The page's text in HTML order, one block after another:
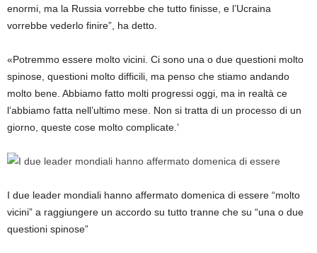
enormi, ma la Russia vorrebbe che tutto finisse, e l’Ucraina
vorrebbe vederlo finire”, ha detto.
«Potremmo essere molto vicini. Ci sono una o due questioni molto
spinose, questioni molto difficili, ma penso che stiamo andando
molto bene. Abbiamo fatto molti progressi oggi, ma in realtà ce
l’abbiamo fatta nell’ultimo mese. Non si tratta di un processo di un
giorno, queste cose molto complicate.’
I due leader mondiali hanno affermato domenica di essere “molto
vicini” a raggiungere un accordo su tutto tranne che su “una o due
questioni spinose”